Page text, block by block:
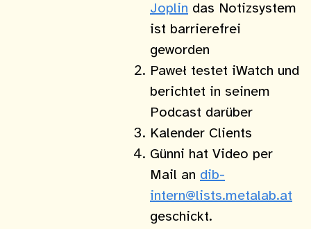
Joplin das Notizsystem
ist barrierefrei
geworden
Paweł testet iWatch und
berichtet in seinem
Podcast darüber
Kalender Clients
Günni hat Video per
Mail an dib-
intern@lists.metalab.at
geschickt.